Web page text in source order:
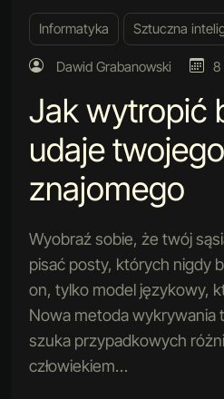
Informatyka Sztuczna
Dawid Grabanowski 8
Jak wytropić
udaje twojego
znajomego
Wyobraź sobie, że twój
pisać posty, których nigdy
on, tylko model językowy,
Nowa metoda wykrywania
szuka przypadkowych
człowiekiem…